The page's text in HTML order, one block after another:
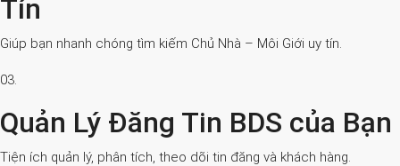
Tín
Giúp bạn nhanh chóng tìm kiếm Chủ Nhà – Môi Giới uy tín.
03.
Quản Lý Đăng Tin BDS của Bạn
Tiện ích quản lý, phân tích, theo dõi tin đăng và khách hàng.